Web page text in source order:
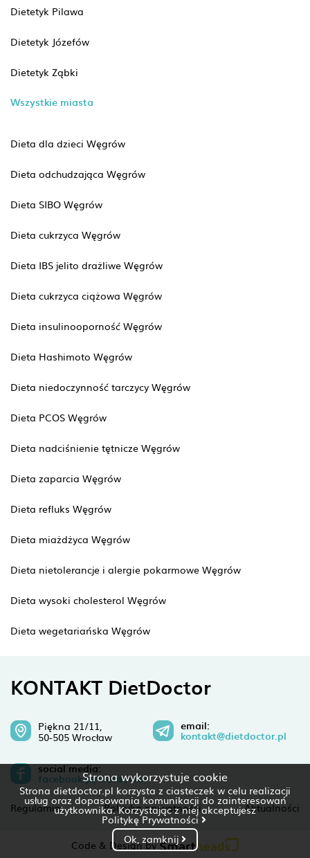
Strona wykorzystuje cookie
Strona dietdoctor.pl korzysta z ciasteczek w celu realizacji
usług oraz dopasowania komunikacji do zainteresowań
użytkownika. Korzystając z niej akceptujesz
Politykę Prywatności
Ok, zamknij
Dietetyk Pilawa
Dietetyk Józefów
Dietetyk Ząbki
Wszystkie miasta
Dieta dla dzieci Węgrów
Dieta odchudzająca Węgrów
Dieta SIBO Węgrów
Dieta cukrzyca Węgrów
Dieta IBS jelito drażliwe Węgrów
Dieta cukrzyca ciążowa Węgrów
Dieta insulinooporność Węgrów
Dieta Hashimoto Węgrów
Dieta niedoczynność tarczycy Węgrów
Dieta PCOS Węgrów
Dieta nadciśnienie tętnicze Węgrów
Dieta zaparcia Węgrów
Dieta refluks Węgrów
Dieta miażdżyca Węgrów
Dieta nietolerancje i alergie pokarmowe Węgrów
Dieta wysoki cholesterol Węgrów
Dieta wegetariańska Węgrów
KONTAKT DietDoctor
Piękna 21/11,
50-505 Wrocław
email:
kontakt@dietdoctor.pl
social media:
facebook.pl/dietdoctor
Regulamin Polityka prywatności Aktualności
Code & Design by